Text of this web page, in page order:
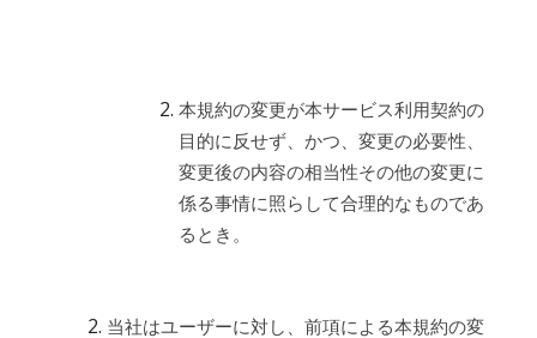
本規約の変更が本サービス利用契約の
目的に反せず、かつ、変更の必要性、
変更後の内容の相当性その他の変更に
係る事情に照らして合理的なものであ
るとき。
当社はユーザーに対し、前項による本規約の変